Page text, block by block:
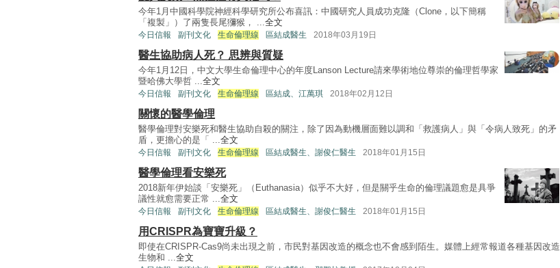
今年1月中國科學院神經科學研究所公布喜訊：中國研究人員成功克隆（Clone，以下簡稱
「複製」）了兩隻長尾獼猴， ...全文
今日信報 副刊文化 生命倫理線 區結成醫生 2018年03月19日
醫生協助病人死？ 思辨與質疑
今年1月12日，中文大學生命倫理中心的年度Lanson Lecture請來學術地位尊崇的倫理哲學家
暨哈佛大學哲 ...全文
今日信報 副刊文化 生命倫理線 區結成、江萬琪 2018年02月12日
關懷的醫學倫理
醫學倫理對安樂死和醫生協助自殺的關注，除了因為動機層面難以調和「救護病人」與「令病人致死」的矛
盾，更擔心的是「 ...全文
今日信報 副刊文化 生命倫理線 區結成醫生、謝俊仁醫生 2018年01月15日
醫學倫理看安樂死
2018新年伊始談「安樂死」（Euthanasia）似乎不大好，但是關乎生命的倫理議題愈是具爭
議性就愈需要正常 ...全文
今日信報 副刊文化 生命倫理線 區結成醫生、謝俊仁醫生 2018年01月15日
用CRISPR為寶寶升級？
即使在CRISPR-Cas9尚未出現之前，市民對基因改造的概念也不會感到陌生。媒體上經常報道各種基因改造
生物和 ...全文